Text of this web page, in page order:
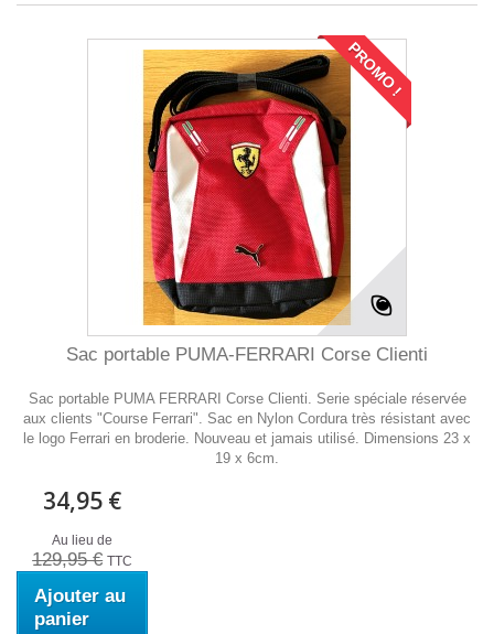
PROMO !
Sac portable PUMA-FERRARI Corse Clienti
Sac portable PUMA FERRARI Corse Clienti. Serie spéciale réservée
aux clients "Course Ferrari". Sac en Nylon Cordura très résistant avec
le logo Ferrari en broderie. Nouveau et jamais utilisé. Dimensions 23 x
19 x 6cm.
34,95 €
Au lieu de
129,95 € TTC
Ajouter au
panier